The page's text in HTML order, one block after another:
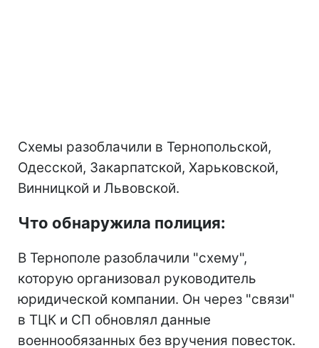
Схемы разоблачили в Тернопольской,
Одесской, Закарпатской, Харьковской,
Винницкой и Львовской.
Что обнаружила полиция:
В Тернополе разоблачили "схему",
которую организовал руководитель
юридической компании. Он через "связи"
в ТЦК и СП обновлял данные
военнообязанных без вручения повесток.